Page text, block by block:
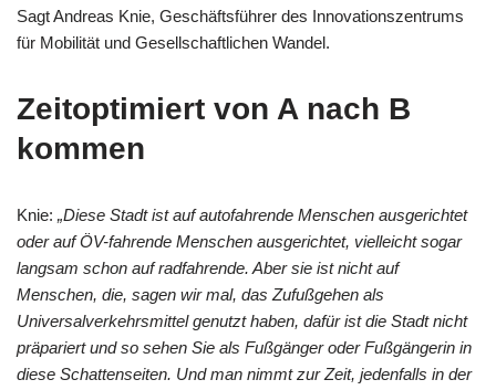
Sagt Andreas Knie, Geschäftsführer des Innovationszentrums
für Mobilität und Gesellschaftlichen Wandel.
Zeitoptimiert von A nach B
kommen
Knie: „Diese Stadt ist auf autofahrende Menschen ausgerichtet
oder auf ÖV-fahrende Menschen ausgerichtet, vielleicht sogar
langsam schon auf radfahrende. Aber sie ist nicht auf
Menschen, die, sagen wir mal, das Zufußgehen als
Universalverkehrsmittel genutzt haben, dafür ist die Stadt nicht
präpariert und so sehen Sie als Fußgänger oder Fußgängerin in
diese Schattenseiten. Und man nimmt zur Zeit, jedenfalls in der